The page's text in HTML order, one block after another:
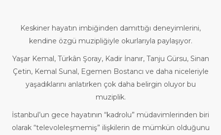
Keskiner hayatın imbiğinden damıttığı deneyimlerini,
kendine özgü muzipliğiyle okurlarıyla paylaşıyor.
Yaşar Kemal, Türkân Şoray, Kadir İnanır, Tanju Gürsu, Sinan
Çetin, Kemal Sunal, Egemen Bostancı ve daha niceleriyle
yaşadıklarını anlatırken çok daha belirgin oluyor bu
muziplik.
İstanbul’un gece hayatının “kadrolu” müdavimlerinden biri
olarak “televoleleşmemiş” ilişkilerin de mümkün olduğunu